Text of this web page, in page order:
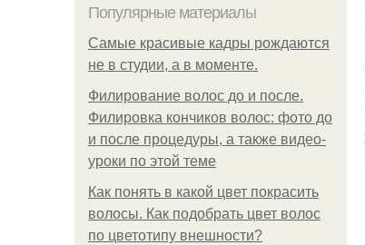
Популярные материалы
Самые красивые кадры рождаются
не в студии, а в моменте.
Филирование волос до и после.
Филировка кончиков волос: фото до
и после процедуры, а также видео-
уроки по этой теме
Как понять в какой цвет покрасить
волосы. Как подобрать цвет волос
по цветотипу внешности?